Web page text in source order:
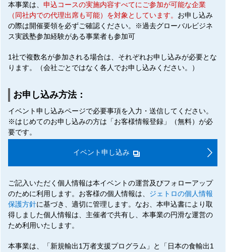
本事業は、申込コースの実施内容すべてにご参加が可能な企業
（同社内での代理出席も可能）を対象としています。 お申し込み
の際は開催要領を必ずご確認ください。※過去グローバルビジネ
ス実践塾参加経験がある事業者も参加可
1社で複数名が参加される場合は、それぞれお申し込みが必要とな
ります。（会社ごとではなく各人でお申し込みください。）
お申し込み方法：
イベント申し込みページで必要事項を入力・送信してください。
※はじめてのお申し込みの方は「お客様情報登録」（無料）が必
要です。
イベント申し込み
ご記入いただく個人情報は本イベントの運営及びフォローアップ
のために利用します。お客様の個人情報は、 ジェトロの個人情報
保護方針に基づき、適切に管理します。なお、本申込書により取
得しました個人情報は、主催者で共有し、本事業の円滑な運営の
ため利用いたします。
本事業は、「新規輸出1万者支援プログラム」と「日本の食輸出1